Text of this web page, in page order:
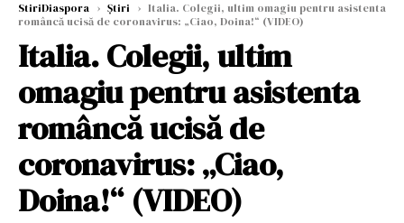
StiriDiaspora › Știri › Italia. Colegii, ultim omagiu pentru asistenta
româncă ucisă de coronavirus: „Ciao, Doina!“ (VIDEO)
Italia. Colegii, ultim
omagiu pentru asistenta
româncă ucisă de
coronavirus: „Ciao,
Doina!“ (VIDEO)